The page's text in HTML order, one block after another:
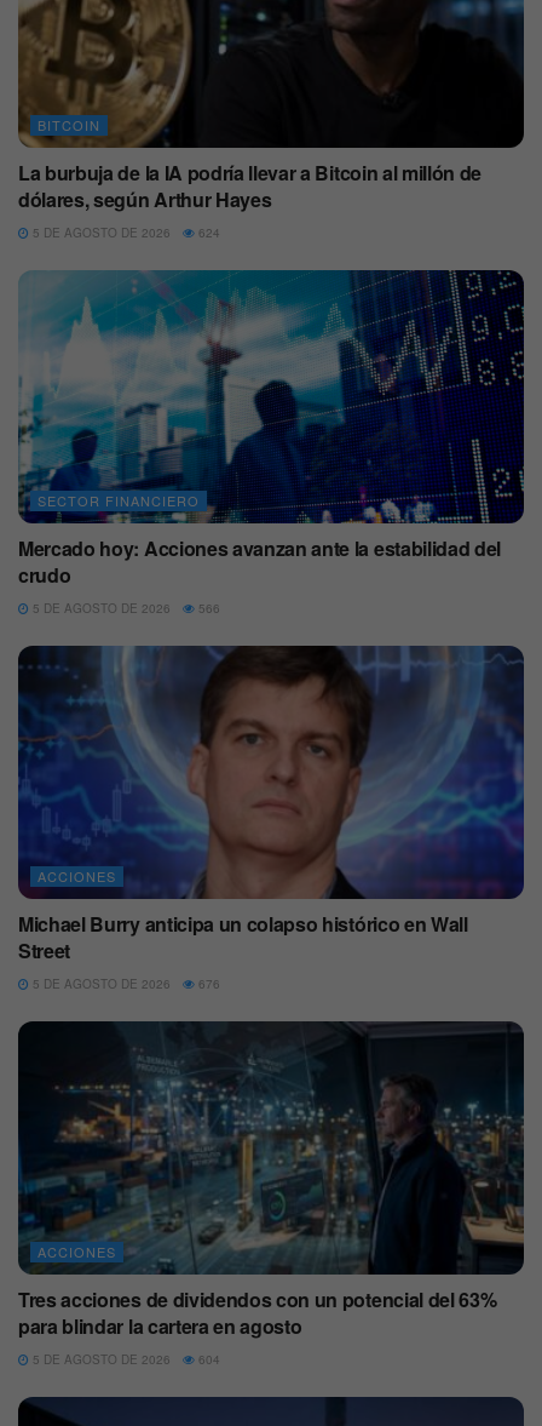
BITCOIN
La burbuja de la IA podría llevar a Bitcoin al millón de
dólares, según Arthur Hayes
5 DE AGOSTO DE 2026 624
SECTOR FINANCIERO
Mercado hoy: Acciones avanzan ante la estabilidad del
crudo
5 DE AGOSTO DE 2026 566
ACCIONES
Michael Burry anticipa un colapso histórico en Wall
Street
5 DE AGOSTO DE 2026 676
ACCIONES
Tres acciones de dividendos con un potencial del 63%
para blindar la cartera en agosto
5 DE AGOSTO DE 2026 604